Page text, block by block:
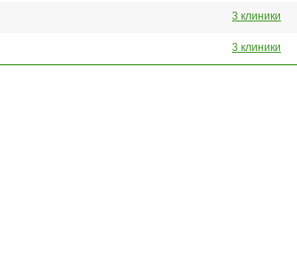
3 клиники
3 клиники